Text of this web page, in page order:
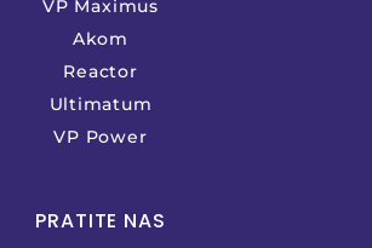
VP Maximus
Akom
Reactor
Ultimatum
VP Power
PRATITE NAS